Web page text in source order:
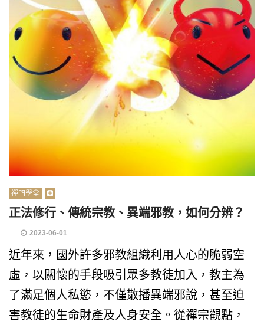
禪門學堂
正法修行、傳統宗教、異端邪教，如何分辨？
2023-06-01
近年來，國外許多邪教組織利用人心的脆弱空
虛，以關懷的手段吸引眾多教徒加入，教主為
了滿足個人私慾，不僅散播異端邪說，甚至迫
害教徒的生命財產及人身安全。從禪宗觀點，